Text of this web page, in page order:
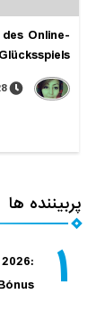
Online-
Glücksspiels
28 ژانویه | 4 دقیقه
پربیننده ها
۱